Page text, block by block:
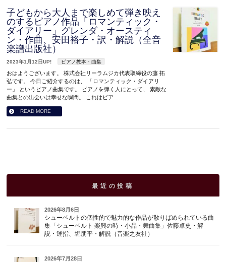
子どもから大人まで楽しめて弾き映え
のするピアノ作品「ロマンティック・
ダイアリー」グレンダ・オースティ
ン・作曲、安田裕子・訳・解説（全音
楽譜出版社）
2023年1月12日UP! ピアノ教本・曲集
おはようございます。 株式会社リーラムジカ代表取締役の藤 拓
弘です。 今日ご紹介するのは、 「ロマンティック・ダイアリ
ー」 というピアノ曲集です。 ピアノを弾く人にとって、 素敵な
曲集との出会いは幸せな瞬間。 これはピア …
READ MORE
最近の投稿
2026年8月6日
シューベルトの個性的で魅力的な作品が散りばめられている曲
集「シューベルト 楽興の時・小品・舞曲集」佐藤卓史・解
説・運指、堀朋平・解説（音楽之友社）
2026年7月28日